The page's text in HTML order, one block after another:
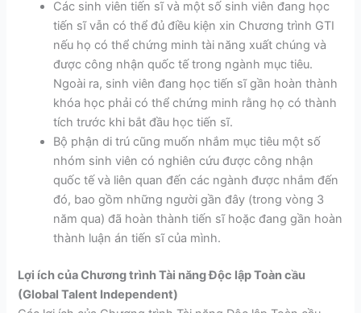
Các sinh viên tiến sĩ và một số sinh viên đang học
tiến sĩ vẫn có thể đủ điều kiện xin Chương trình GTI
nếu họ có thể chứng minh tài năng xuất chúng và
được công nhận quốc tế trong ngành mục tiêu.
Ngoài ra, sinh viên đang học tiến sĩ gần hoàn thành
khóa học phải có thể chứng minh rằng họ có thành
tích trước khi bắt đầu học tiến sĩ.
Bộ phận di trú cũng muốn nhắm mục tiêu một số
nhóm sinh viên có nghiên cứu được công nhận
quốc tế và liên quan đến các ngành được nhắm đến
đó, bao gồm những người gần đây (trong vòng 3
năm qua) đã hoàn thành tiến sĩ hoặc đang gần hoàn
thành luận án tiến sĩ của mình.
Lợi ích của Chương trình Tài năng Độc lập Toàn cầu
(Global Talent Independent)